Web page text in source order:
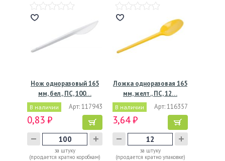
Нож одноразовый 165
мм, бел., ПС, 100…
В наличии Арт: 117943
0,83 ₽
за штуку
(продается кратно коробкам)
Ложка одноразовая 165
мм, желт., ПС, 12…
В наличии Арт: 116357
3,64 ₽
за штуку
(продается кратно упаковке)